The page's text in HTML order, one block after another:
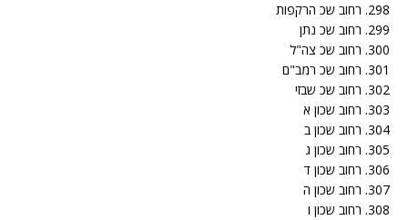
298. רחוב שכ הרקפות
299. רחוב שכ נתן
300. רחוב שכ צה"ל
301. רחוב שכ רמב"ם
302. רחוב שכ שבזי
303. רחוב שכון א
304. רחוב שכון ב
305. רחוב שכון ג
306. רחוב שכון ד
307. רחוב שכון ה
308. רחוב שכון ו